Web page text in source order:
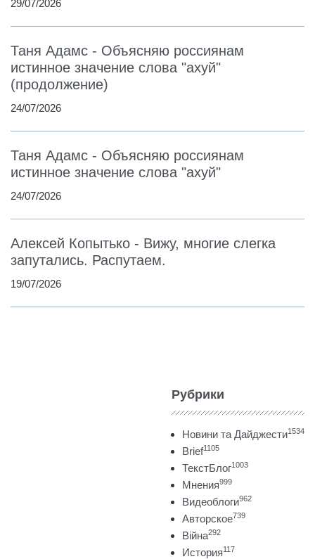
29/07/2026
Таня Адамс - Объясняю россиянам
истинное значение слова "ахуй"
(продолжение)
24/07/2026
Таня Адамс - Объясняю россиянам
истинное значение слова "ахуй"
24/07/2026
Алексей Копытько - Вижу, многие слегка
запутались. Распутаем.
19/07/2026
Рубрики
Новини та Дайджести1534
Brief1105
ТекстБлог1003
Мнения999
Видеоблоги962
Авторское739
Війна292
История117